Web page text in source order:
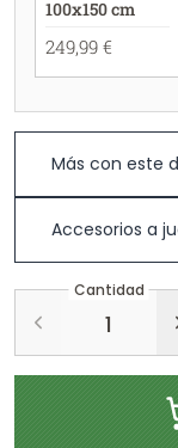
100x150 cm
249,99 €
Más con este
Accesorios a
Cantidad